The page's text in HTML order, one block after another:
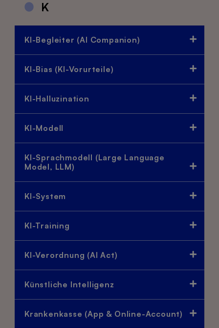
K
KI-Begleiter (AI Companion)
KI-Bias (KI-Vorurteile)
KI-Halluzination
KI-Modell
KI-Sprachmodell (Large Language
Model, LLM)
KI-System
KI-Training
KI-Verordnung (AI Act)
Künstliche Intelligenz
Krankenkasse (App & Online-Account)